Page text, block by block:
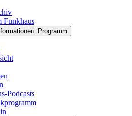
Funkhaus
Programm
Podcasts